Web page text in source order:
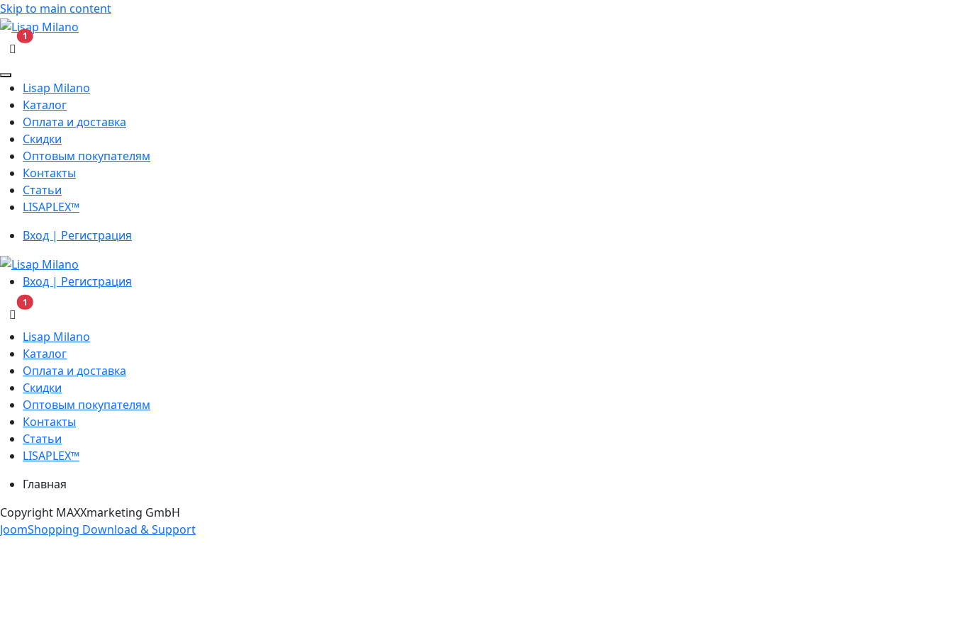
Skip to main content
1 В корзину
Lisap Milano
Каталог
Оплата и доставка
Скидки
Оптовым покупателям
Контакты
Статьи
LISAPLEX™
Вход | Регистрация
Вход | Регистрация
1 В корзину
Lisap Milano
Каталог
Оплата и доставка
Скидки
Оптовым покупателям
Контакты
Статьи
LISAPLEX™
Главная
Copyright MAXXmarketing GmbH
JoomShopping Download & Support